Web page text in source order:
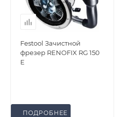
Festool Зачистной
фрезер RENOFIX RG 150
E
ПОДРОБНЕЕ